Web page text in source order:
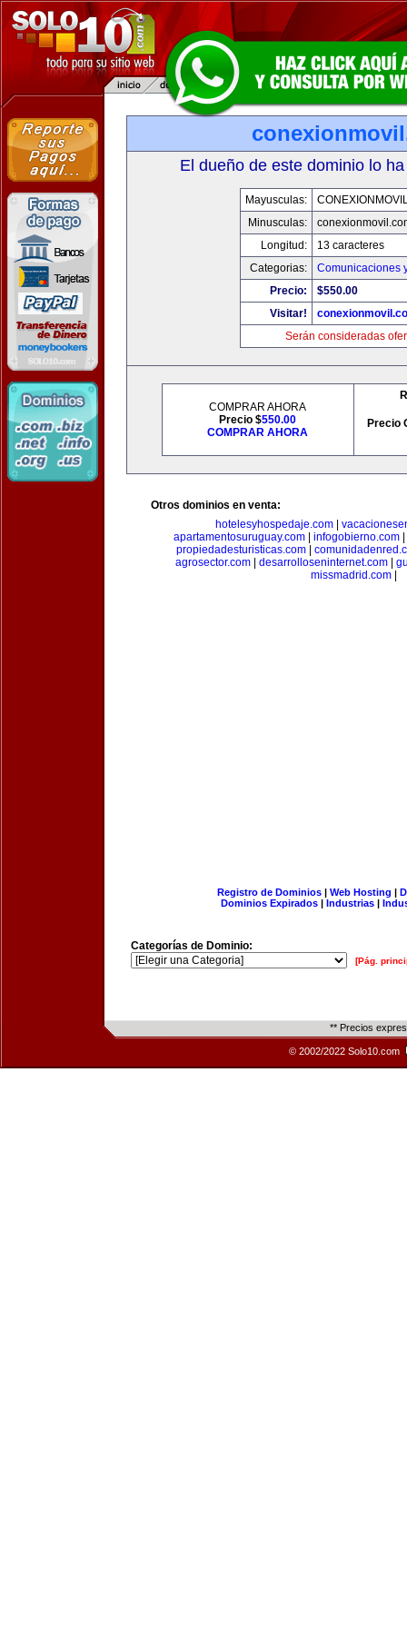
El dueño de este dominio lo
Mayusculas:
Minusculas:
Longitud:
13 caracteres
Categorias:
Comunicaciones
Precio:
$550.00
Visitar!
Serán consideradas
COMPRAR AHORA
Precio $550.00
COMPRAR AHORA
Precio
Otros dominios en venta:
hotelesyhospedaje.com
apartamentosuruguay.com
infogobierno.com
propiedadesturisticas.com|
agrosector.com
desarrolloseninternet.com
missmadrid.com|
Registro de Dominios| Web Hosting |
Dominios Expirados | Industrias |
Categorías de Dominio:
[Pág.
** Precios
© 2002/2022 Solo10.com